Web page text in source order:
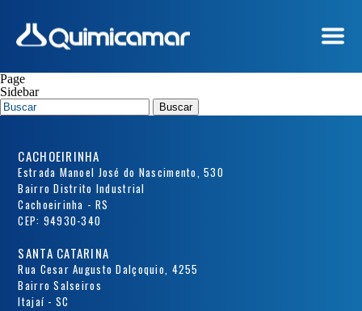
Page
Sidebar
Buscar
CACHOEIRINHA
Estrada Manoel José do Nascimento, 530
Bairro Distrito Industrial
Cachoeirinha - RS
CEP: 94930-340
SANTA CATARINA
Rua Cesar Augusto Dalçoquio, 4255
Bairro Salseiros
Itajaí - SC